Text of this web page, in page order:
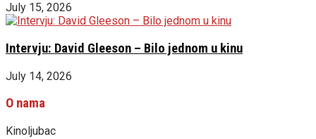
July 15, 2026
Intervju: David Gleeson – Bilo jednom u kinu
July 14, 2026
O nama
Kinoljubac